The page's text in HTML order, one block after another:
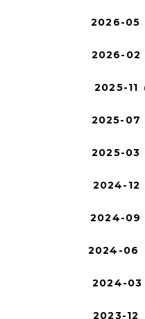
2026-05
2026-02
2025-11
2025-07
2025-03
2024-12
2024-09
2024-06（
2024-03
2023-12